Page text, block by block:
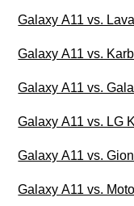
Galaxy A11 vs.
Galaxy A11 vs.
Galaxy A11 vs.
Galaxy A11 vs. LG
Galaxy A11 vs.
Galaxy A11 vs.